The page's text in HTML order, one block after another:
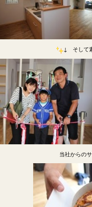
↓ そして
当社からの